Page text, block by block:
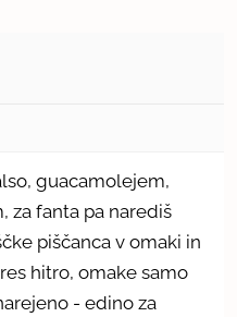
guacamolejem,
za fanta pa narediš
piščanca v omaki in
hitro, omake samo
- edino za